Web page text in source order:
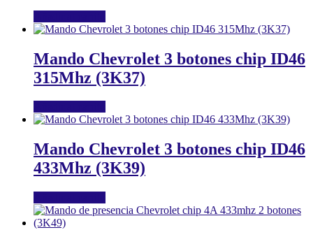
Mando Chevrolet 3 botones chip ID46
315Mhz (3K37)
Mando Chevrolet 3 botones chip ID46
433Mhz (3K39)